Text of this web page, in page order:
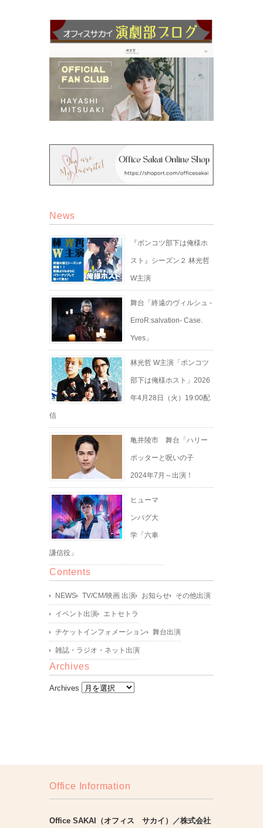
News
『ポンコツ部下は俺様ホ
スト』シーズン２ 林光哲
W主演
舞台「終遠のヴィルシュ -
ErroR:salvation- Case.
Yves」
林光哲 W主演「ポンコツ
部下は俺様ホスト」2026
年4月28日（火）19:00配
信
亀井陵市 舞台「ハリー
ポッターと呪いの子
2024年7月～出演！
ヒューマ
ンバグ大
学「六車
謙信役」
Contents
NEWS TV/CM/映画 出演 お知らせ その他出演
イベント出演 エトセトラ
チケットインフォメーション 舞台出演
雑誌・ラジオ・ネット出演
Archives
Archives
Office Information
Office SAKAI（オフィス サカイ）／株式会社